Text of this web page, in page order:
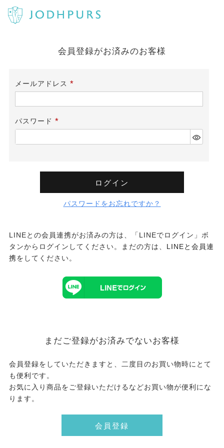
会員登録がお済みのお客様
メールアドレス
須)
パスワード
須)
ログイン
パスワードをお忘れですか？
LINEとの会員連携がお済みの方は、「LINEでログイン」ボ
タンからログインしてください。まだの方は、 LINEと会員連
携をしてください。
まだご登録がお済みでないお客様
会員登録をしていただきますと、二度目のお買い物時にとて
も便利です。
お気に入り商品をご登録いただけるなどお買い物が便利にな
ります。
会員登録